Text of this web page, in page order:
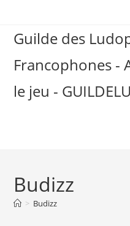
contentGuilde des
Francophones -
le jeu -
Budizz
> Budizz